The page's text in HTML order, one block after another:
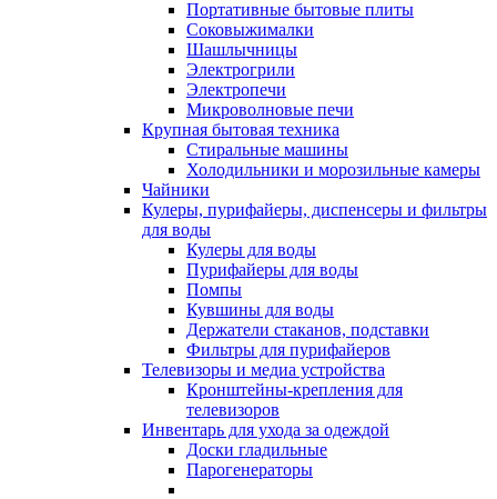
Портативные бытовые плиты
Соковыжималки
Шашлычницы
Электрогрили
Электропечи
Микроволновые печи
Крупная бытовая техника
Стиральные машины
Холодильники и морозильные камеры
Чайники
Кулеры, пурифайеры, диспенсеры и фильтры
для воды
Кулеры для воды
Пурифайеры для воды
Помпы
Кувшины для воды
Держатели стаканов, подставки
Фильтры для пурифайеров
Телевизоры и медиа устройства
Кронштейны-крепления для
телевизоров
Инвентарь для ухода за одеждой
Доски гладильные
Парогенераторы